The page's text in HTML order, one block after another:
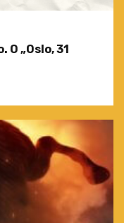
„Oslo, 31